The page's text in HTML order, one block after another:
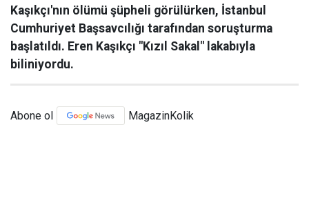
Kaşıkçı'nın ölümü şüpheli görülürken, İstanbul
Cumhuriyet Başsavcılığı tarafından soruşturma
başlatıldı. Eren Kaşıkçı "Kızıl Sakal" lakabıyla
biliniyordu.
Abone ol MagazinKolik